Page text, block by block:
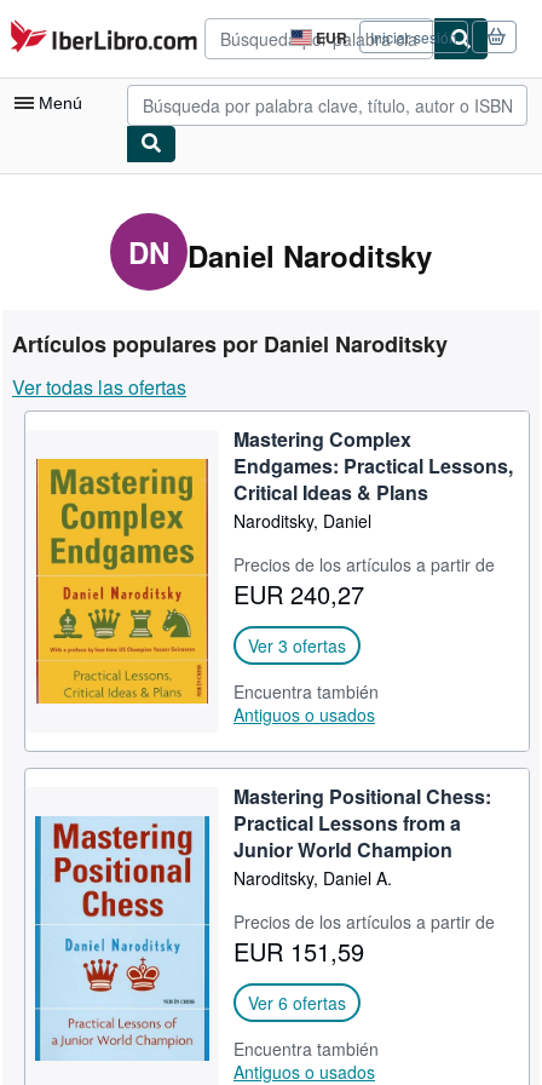
Pasar al contenido principal
IberLibro.com EUR
Preferencias
de
compra
del
Iniciar sesión
Menú
Consultar mis pedidos
Búsqueda avanzada
Libros antiguos
Arte y coleccionismo
Comenzar a vender
Ayuda
CERRAR
DN Daniel Naroditsky
Artículos populares por Daniel Naroditsky
Ver todas las ofertas
Mastering Complex
Endgames: Practical Lessons,
Critical Ideas & Plans
Naroditsky, Daniel
Precios de los artículos a partir de
EUR 240,27
Ver 3 ofertas
Encuentra también
Antiguos o usados
Mastering Positional Chess:
Practical Lessons from a
Junior World Champion
Naroditsky, Daniel A.
Precios de los artículos a partir de
EUR 151,59
Ver 6 ofertas
Encuentra también
Antiguos o usados